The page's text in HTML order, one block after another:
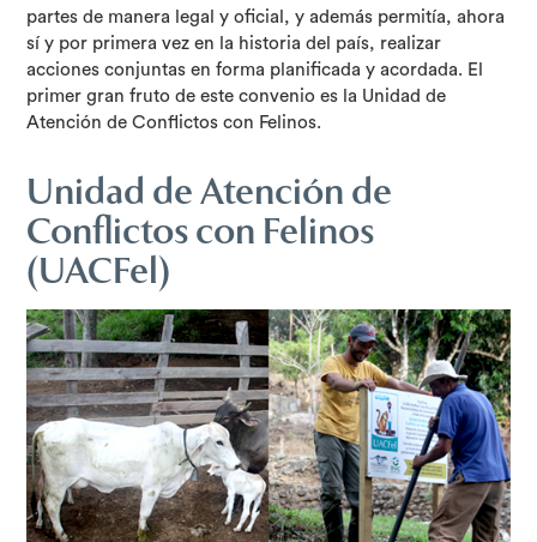
partes de manera legal y oficial, y además permitía, ahora
sí y por primera vez en la historia del país, realizar
acciones conjuntas en forma planificada y acordada. El
primer gran fruto de este convenio es la Unidad de
Atención de Conflictos con Felinos.
Unidad de Atención de
Conflictos con Felinos
(UACFel)